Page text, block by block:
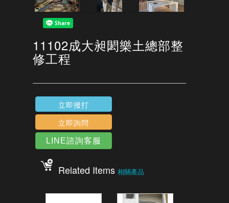
11102成大昶閎樂土總部整
修工程
立即撥打
立即詢問
LINE諮詢客服
Related Items 相關產品